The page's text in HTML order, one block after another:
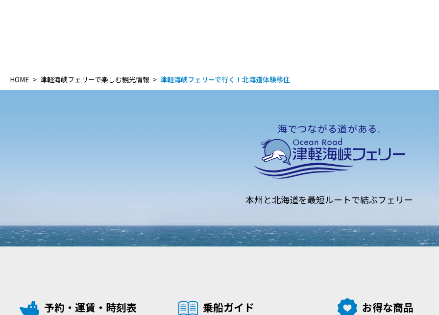
HOME 津軽海峡フェリーで楽しむ観光情報 津軽海峡フェリーで行く！北海道体験移住
本州と北海道を最短ルートで結ぶフェリー
予約・運賃・時刻表 乗船ガイド お得な商品